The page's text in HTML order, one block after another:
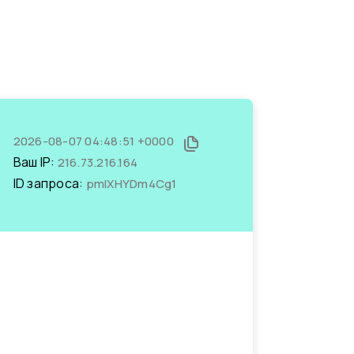
2026-08-07 04:48:51 +0000
Ваш IP: 216.73.216.164
ID запроса: pmIXHYDm4Cg1